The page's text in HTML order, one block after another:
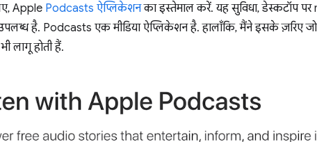
Apple Podcasts ऐप्लिकेशनका इस्तेमाल करें. यह सुविधा, डेस्कटॉप
है. Podcasts एक मीडिया ऐप्लिकेशन है. हालाँकि, मैंने इसके ज़रिए
लागू होती हैं.